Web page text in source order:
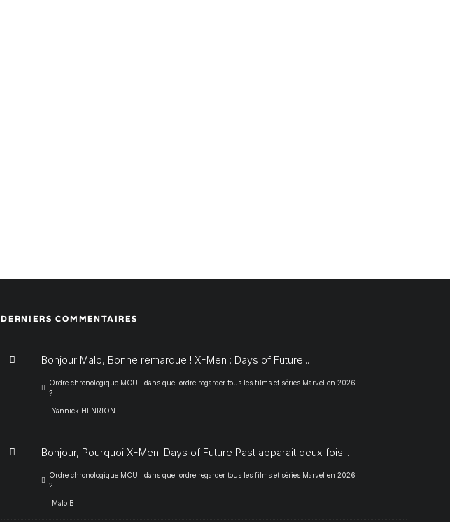
DERNIERS COMMENTAIRES
Bonjour Malo, Bonne remarque ! X-Men : Days of Future...
Ordre chronologique MCU : dans quel ordre regarder tous les films et séries Marvel en 2026
?
Yannick HENRION
Bonjour, Pourquoi X-Men: Days of Future Past apparait deux fois...
Ordre chronologique MCU : dans quel ordre regarder tous les films et séries Marvel en 2026
?
Malo B